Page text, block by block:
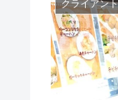
クライアント